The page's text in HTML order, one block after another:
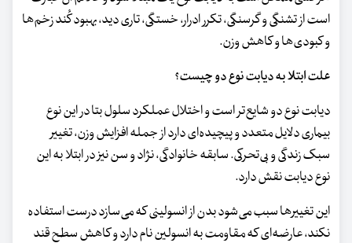
است از تشنگی و گرسنگی، تکرر ادرار، خستگی، تاری دید، بهبود کُند زخم‌ها
و کبودی‌ها و کاهش وزن.
علت ابتلا به دیابت نوع دو چیست؟
دیابت نوع دو شایع‌تر است و اختلال عملکرد سلول بتا در این نوع
بیماری دلایل متعدد و پیچیده‌ای دارد از جمله افزایش وزن، تغییر
سبک زندگی و بی‌تحرکی. سابقه خانوادگی، نژاد و سن نیز در ابتلا به این
نوع دیابت نقش دارد.
این تغییرها سبب می‌شود بدن از انسولینی که می‌سازد درست استفاده
نکند، عارضه‌ای که مقاومت به انسولین نام دارد و کاهش سطح قند